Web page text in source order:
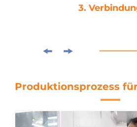
3.
Produktionsprozess